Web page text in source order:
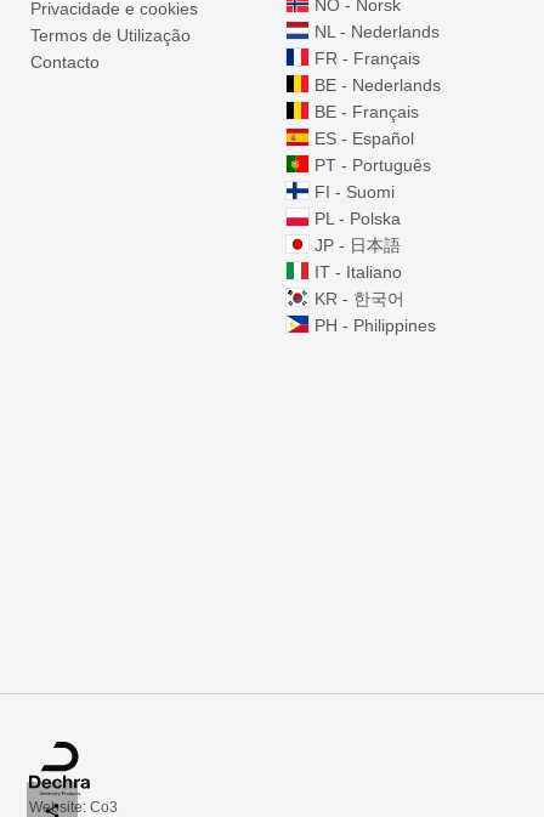
share
Privacidade e cookies
Termos de Utilização
Contacto
NO - Norsk
NL - Nederlands
FR - Français
BE - Nederlands
BE - Français
ES - Español
PT - Português
FI - Suomi
PL - Polska
JP - 日本語
IT - Italiano
KR - 한국어
PH - Philippines
Website: Co3